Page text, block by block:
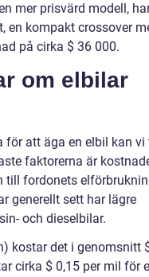
mer prisvärd modell,
en kompakt crossover
på cirka $ 36 000.
om elbilar
för att äga en elbil kan
faktorerna är
till fordonets
generellt sett har lägre
och dieselbilar.
kostar det i genomsnitt
cirka $ 0,15 per mil för